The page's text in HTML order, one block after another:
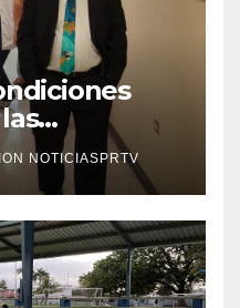
NOTICIASPRTV